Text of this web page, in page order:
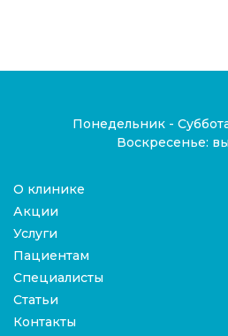
Понедельник -
Воскресенье:
О клинике
Акции
Услуги
Пациентам
Специалисты
Статьи
Контакты